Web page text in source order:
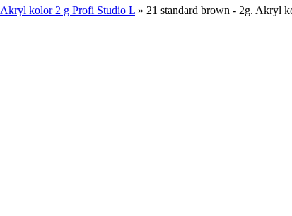
Akryl kolor 2 g Profi Studio L » 21 standard brown - 2g. Akryl